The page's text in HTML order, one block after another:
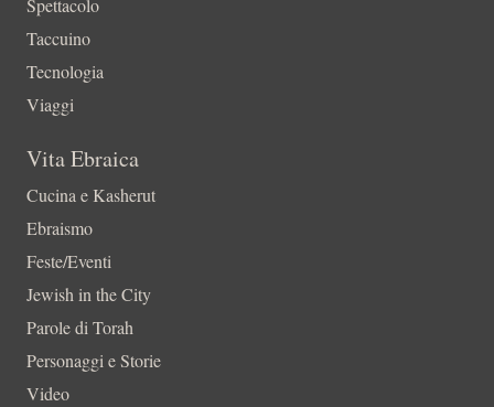
Spettacolo
Taccuino
Tecnologia
Viaggi
Vita Ebraica
Cucina e Kasherut
Ebraismo
Feste/Eventi
Jewish in the City
Parole di Torah
Personaggi e Storie
Video